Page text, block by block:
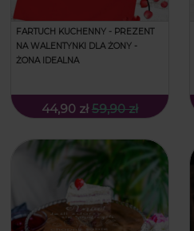
FARTUCH KUCHENNY - PREZENT
NA WALENTYNKI DLA ŻONY -
ŻONA IDEALNA
44,90 zł 59,90 zł